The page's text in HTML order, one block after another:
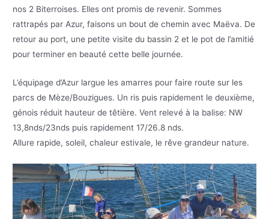
nos 2 Biterroises. Elles ont promis de revenir. Sommes
rattrapés par Azur, faisons un bout de chemin avec Maëva. De
retour au port, une petite visite du bassin 2 et le pot de l’amitié
pour terminer en beauté cette belle journée.
L’équipage d’Azur largue les amarres pour faire route sur les
parcs de Mèze/Bouzigues. Un ris puis rapidement le deuxième,
génois réduit hauteur de têtière. Vent relevé à la balise: NW
13,8nds/23nds puis rapidement 17/26.8 nds.
Allure rapide, soleil, chaleur estivale, le rêve grandeur nature.